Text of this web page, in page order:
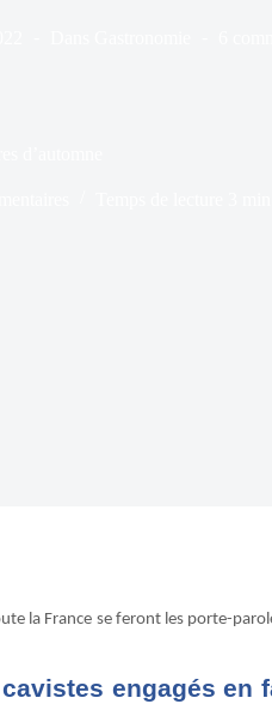
la France se feront les porte-
engagés en